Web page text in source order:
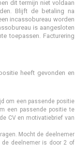
dit termijn niet voldaan
Blijft de betaling na
incassobureau worden
is aangesloten
toepassen. Facturering
heeft gevonden en
om een passende positie
een passende positie te
CV en motivatiebrief van
Mocht de deelnemer
de deelnemer is door 2 of